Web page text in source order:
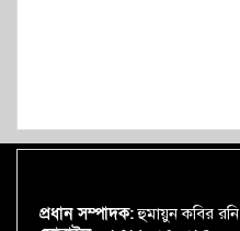
প্রধান সম্পাদক:হুমায়ুন কবির রনি